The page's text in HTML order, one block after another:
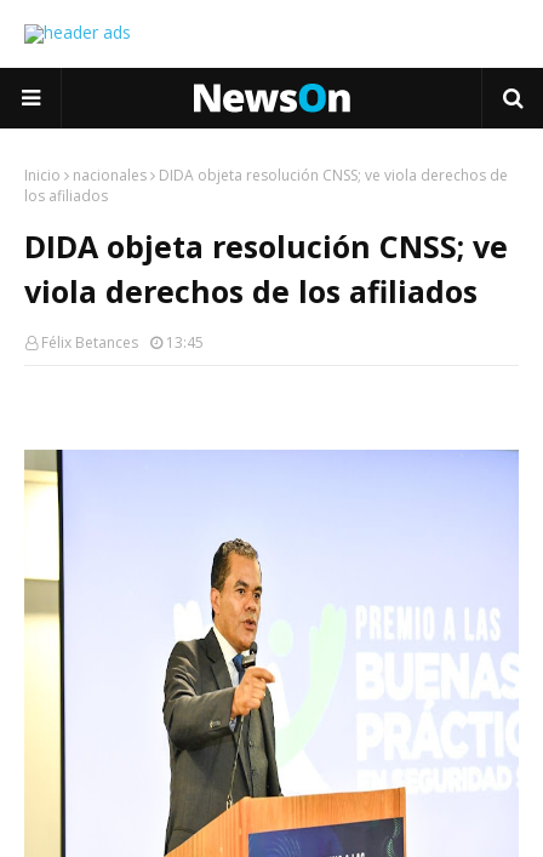
Inicio nacionales
DIDA objeta resolución CNSS; ve viola derechos de
los afiliados
DIDA objeta resolución CNSS; ve
viola derechos de los afiliados
Félix Betances 13:45